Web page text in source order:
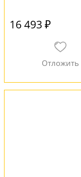
16 493 ₽